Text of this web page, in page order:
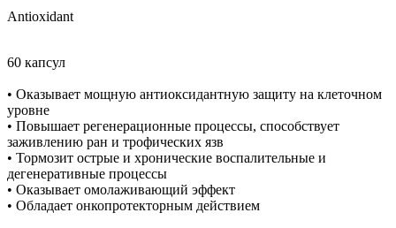
Antioxidant
60 капсул
• Оказывает мощную антиоксидантную защиту на клеточном
уровне
• Повышает регенерационные процессы, способствует
заживлению ран и трофических язв
• Тормозит острые и хронические воспалительные и
дегенеративные процессы
• Оказывает омолаживающий эффект
• Обладает онкопротекторным действием